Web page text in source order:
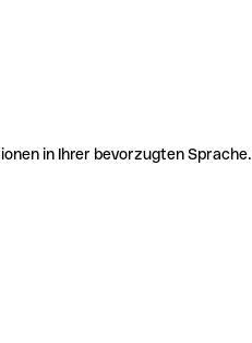
in Ihrer bevorzugten Sprache.